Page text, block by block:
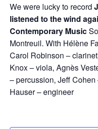
We were lucky to record
listened to the wind
Contemporary Music
Montreuil. With Hélène
Carol Robinson –
Knox – viola, Agnès
– percussion, Jeff
Hauser – engineer